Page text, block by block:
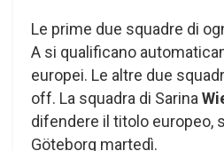
Le prime due squadre di
A si qualificano
europei. Le altre due
off. La squadra di Sarina
difendere il titolo europeo,
Göteborg martedì.